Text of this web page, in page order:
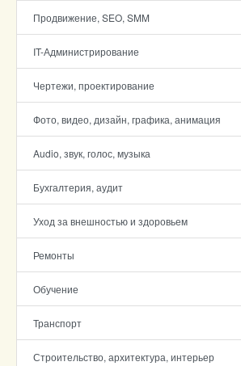
Продвижение, SEO, SMM
IT-Администрирование
Чертежи, проектирование
Фото, видео, дизайн, графика, анимация
Audio, звук, голос, музыка
Бухгалтерия, аудит
Уход за внешностью и здоровьем
Ремонты
Обучение
Транспорт
Строительство, архитектура, интерьер